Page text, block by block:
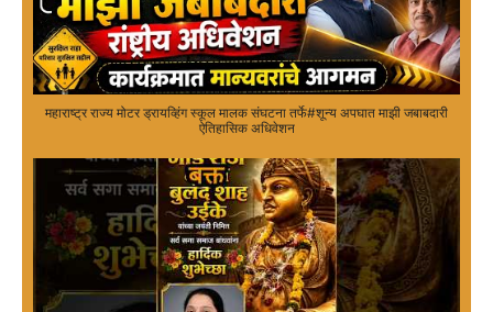
महाराष्ट्र राज्य मोटर ड्रायव्हिंग स्कूल मालक संघटना तर्फे#शून्य अपघात माझी जबाबदारी
ऐतिहासिक अधिवेशन